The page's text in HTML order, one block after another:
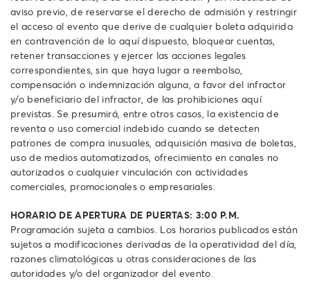
aviso previo, de reservarse el derecho de admisión y restringir
el acceso al evento que derive de cualquier boleta adquirida
en contravención de lo aquí dispuesto, bloquear cuentas,
retener transacciones y ejercer las acciones legales
correspondientes, sin que haya lugar a reembolso,
compensación o indemnización alguna, a favor del infractor
y/o beneficiario del infractor, de las prohibiciones aquí
previstas. Se presumirá, entre otros casos, la existencia de
reventa o uso comercial indebido cuando se detecten
patrones de compra inusuales, adquisición masiva de boletas,
uso de medios automatizados, ofrecimiento en canales no
autorizados o cualquier vinculación con actividades
comerciales, promocionales o empresariales.
HORARIO DE APERTURA DE PUERTAS: 3:00 P.M.
Programación sujeta a cambios. Los horarios publicados están
sujetos a modificaciones derivadas de la operatividad del día,
razones climatológicas u otras consideraciones de las
autoridades y/o del organizador del evento.